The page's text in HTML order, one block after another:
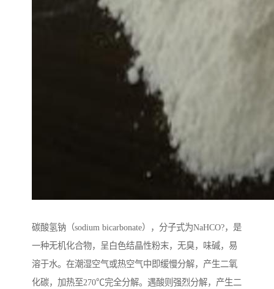
碳酸氢钠（sodium bicarbonate），分子式为NaHCO?，是
一种无机化合物，呈白色结晶性粉末，无臭，味碱，易
溶于水。在潮湿空气或热空气中即缓慢分解，产生二氧
化碳，加热至270℃完全分解。遇酸则强烈分解，产生二